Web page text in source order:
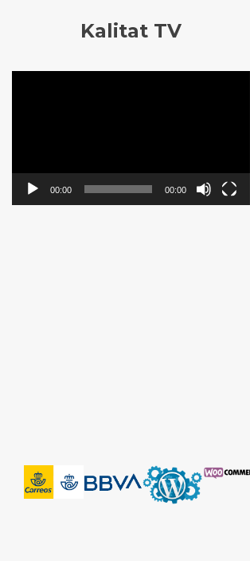
Kalitat TV
00:00 00:00